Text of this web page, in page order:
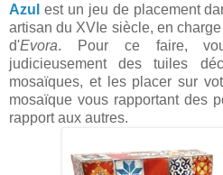
Azul est un jeu de placement
artisan du XVIe siècle, en
d'Evora. Pour ce faire,
judicieusement des tuiles
mosaïques, et les placer sur
mosaïque vous rapportant des
rapport aux autres.